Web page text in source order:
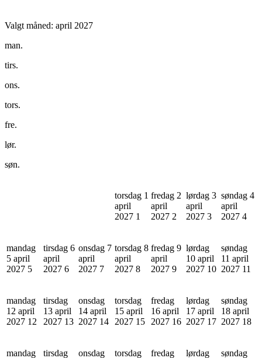
Valgt måned: april 2027
man.
tirs.
ons.
tors.
fre.
lør.
søn.
torsdag 1
april
2027 1
fredag 2
april
2027 2
lørdag 3
april
2027 3
søndag 4
april
2027 4
mandag
5 april
2027 5
tirsdag 6
april
2027 6
onsdag 7
april
2027 7
torsdag 8
april
2027 8
fredag 9
april
2027 9
lørdag
10 april
2027 10
søndag
11 april
2027 11
mandag
12 april
2027 12
tirsdag
13 april
2027 13
onsdag
14 april
2027 14
torsdag
15 april
2027 15
fredag
16 april
2027 16
lørdag
17 april
2027 17
søndag
18 april
2027 18
mandag tirsdag onsdag torsdag fredag lørdag søndag